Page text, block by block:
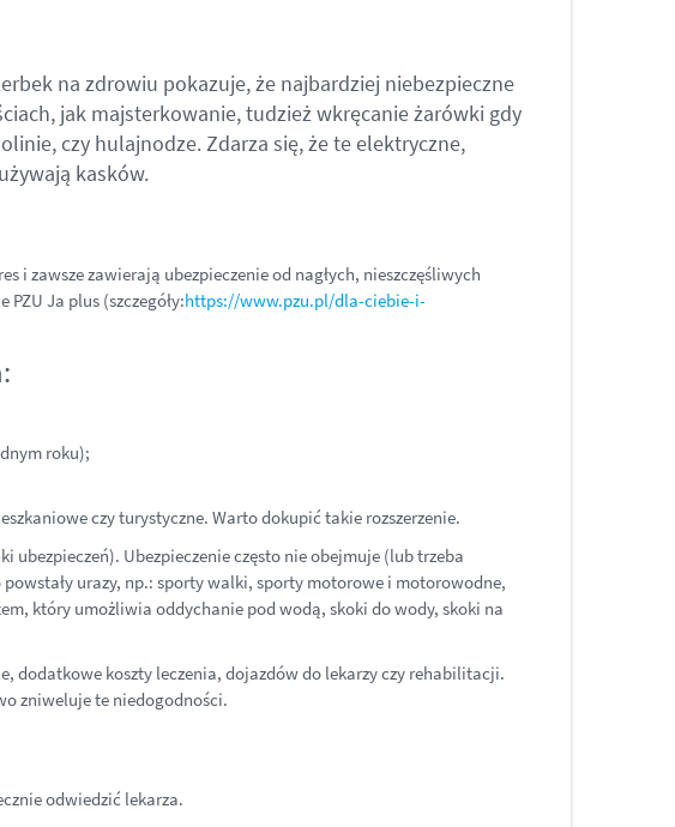
na zdrowiu pokazuje, że najbardziej niebezpieczne
jak majsterkowanie, tudzież wkręcanie żarówki gdy
czy hulajnodze. Zdarza się, że te elektryczne,
kasków.
i zawsze zawierają ubezpieczenie od nagłych, nieszczęśliwych
Ja plus (szczegóły:https://www.pzu.pl/dla-ciebie-i-
roku);
czy turystyczne. Warto dokupić takie rozszerzenie.
ubezpieczeń). Ubezpieczenie często nie obejmuje (lub trzeba
urazy, np.: sporty walki, sporty motorowe i motorowodne,
który umożliwia oddychanie pod wodą, skoki do wody, skoki na
dodatkowe koszty leczenia, dojazdów do lekarzy czy rehabilitacji.
zniweluje te niedogodności.
odwiedzić lekarza.